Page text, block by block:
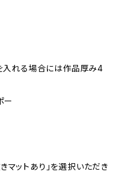
入れる場合には作品厚み4
ー
マットあり」を選択いただき